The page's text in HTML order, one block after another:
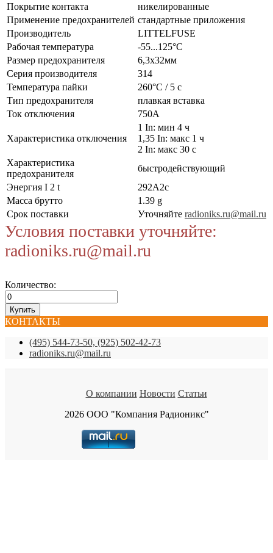
Покрытие контакта
никелированные
Применение предохранителей стандартные приложения
Производитель
LITTELFUSE
Рабочая температура
-55...125°C
Размер предохранителя
6,3x32мм
Серия производителя
314
Температура пайки
260°C / 5 с
Тип предохранителя
плавкая вставка
Ток отключения
750А
Характеристика отключения
1 In: мин 4 ч
1,35 In: макс 1 ч
2 In: макс 30 с
Характеристика
предохранителя
быстродействующий
Энергия I 2 t
292А2с
Масса брутто
1.39 g
Срок поставки
Уточняйте radioniks.ru@mail.ru
Условия поставки уточняйте:
radioniks.ru@mail.ru
Количество:
КОНТАКТЫ
(495) 544-73-50, (925) 502-42-73
radioniks.ru@mail.ru
О компании Новости Статьи
2026 ООО "Компания Радионикс"